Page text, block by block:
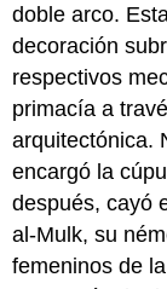
doble arco.
decoración
respectivos
primacía a
arquitectónica.
encargó la
después, cayó
al-Mulk, su
femeninos de